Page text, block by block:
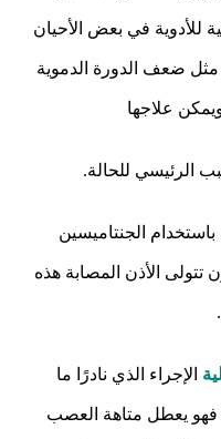
للأدوية في بعض الأحيان
ضعف الدورة الدموية
علاجها
الرئيسي للحالة.
الجنتاميسين
تتولى الأذن المصابة هذه
الإجراء الذي نادرًا ما
يعطل متاهة العصب